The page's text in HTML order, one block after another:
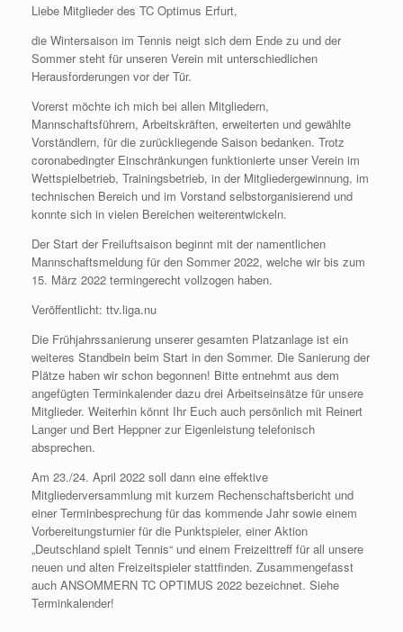
Liebe Mitglieder des TC Optimus Erfurt,
die Wintersaison im Tennis neigt sich dem Ende zu und der
Sommer steht für unseren Verein mit unterschiedlichen
Herausforderungen vor der Tür.
Vorerst möchte ich mich bei allen Mitgliedern,
Mannschaftsführern, Arbeitskräften, erweiterten und gewählte
Vorständlern, für die zurückliegende Saison bedanken. Trotz
coronabedingter Einschränkungen funktionierte unser Verein im
Wettspielbetrieb, Trainingsbetrieb, in der Mitgliedergewinnung, im
technischen Bereich und im Vorstand selbstorganisierend und
konnte sich in vielen Bereichen weiterentwickeln.
Der Start der Freiluftsaison beginnt mit der namentlichen
Mannschaftsmeldung für den Sommer 2022, welche wir bis zum
15. März 2022 termingerecht vollzogen haben.
Veröffentlicht: ttv.liga.nu
Die Frühjahrssanierung unserer gesamten Platzanlage ist ein
weiteres Standbein beim Start in den Sommer. Die Sanierung der
Plätze haben wir schon begonnen! Bitte entnehmt aus dem
angefügten Terminkalender dazu drei Arbeitseinsätze für unsere
Mitglieder. Weiterhin könnt Ihr Euch auch persönlich mit Reinert
Langer und Bert Heppner zur Eigenleistung telefonisch
absprechen.
Am 23./24. April 2022 soll dann eine effektive
Mitgliederversammlung mit kurzem Rechenschaftsbericht und
einer Terminbesprechung für das kommende Jahr sowie einem
Vorbereitungsturnier für die Punktspieler, einer Aktion
„Deutschland spielt Tennis“ und einem Freizeittreff für all unsere
neuen und alten Freizeitspieler stattfinden. Zusammengefasst
auch ANSOMMERN TC OPTIMUS 2022 bezeichnet. Siehe
Terminkalender!